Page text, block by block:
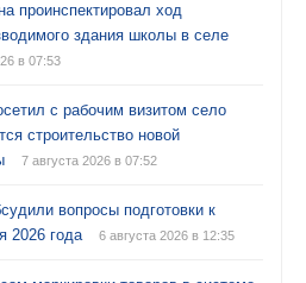
проинспектировал ход
здания школы в селе
в 07:53
с рабочим визитом село
строительство новой
7 августа 2026 в 07:52
вопросы подготовки к
2026 года
6 августа 2026 в 12:35